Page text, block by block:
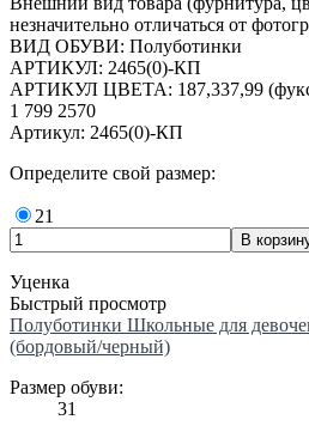
незначительно отличаться от
ВИД ОБУВИ: Полуботинки
АРТИКУЛ: 2465(0)-КП
АРТИКУЛ ЦВЕТА: 187,337,99
1 799 2570
Артикул: 2465(0)-КП
Определите свой размер:
21
Уценка
Быстрый просмотр
Полуботинки Школьные для
(бордовый/черный)
Размер обуви:
31